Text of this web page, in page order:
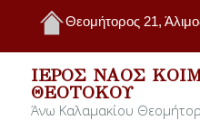
Θεομήτορος 21,
ΙΕΡΌΣ ΝΑΌΣ
ΘΕΟΤΌΚΟΥ
Άνω Καλαμακίου